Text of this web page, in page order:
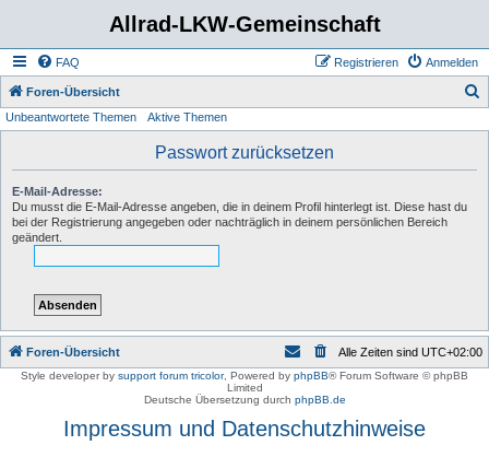
Allrad-LKW-Gemeinschaft
FAQ Anmelden
Registrieren
Foren-Übersicht
Unbeantwortete Themen Aktive Themen
Passwort zurücksetzen
E-Mail-Adresse:
Du musst die E-Mail-Adresse angeben, die in deinem Profil hinterlegt ist. Diese hast du
bei der Registrierung angegeben oder nachträglich in deinem persönlichen Bereich
geändert.
Foren-Übersicht Alle Zeiten sind UTC+02:00
Style developer by support forum tricolor, Powered by phpBB® Forum Software © phpBB
Limited
Deutsche Übersetzung durch phpBB.de
Impressum und Datenschutzhinweise